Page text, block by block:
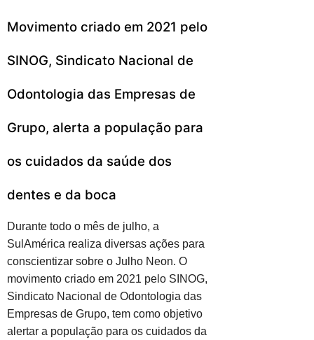
Movimento criado em 2021 pelo
SINOG, Sindicato Nacional de
Odontologia das Empresas de
Grupo​, alerta a população para
os cuidados da saúde dos
dentes e da boca
Durante todo o mês de julho, a
SulAmérica realiza diversas ações para
conscientizar sobre o Julho Neon. O
movimento criado em 2021 pelo SINOG,
Sindicato Nacional de Odontologia das
Empresas de Grupo, tem como objetivo
alertar a população para os cuidados da